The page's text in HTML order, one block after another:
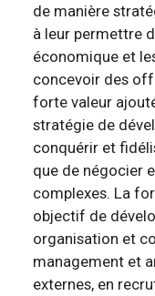
de manière
à leur permettre
économique et
concevoir des
forte valeur
stratégie de
conquérir et
que de négocier
complexes. La
objectif de
organisation et
management et
externes, en